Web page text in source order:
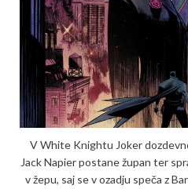
V White Knightu Joker
Jack Napier postane župan ter
v žepu, saj se v ozadju speča z